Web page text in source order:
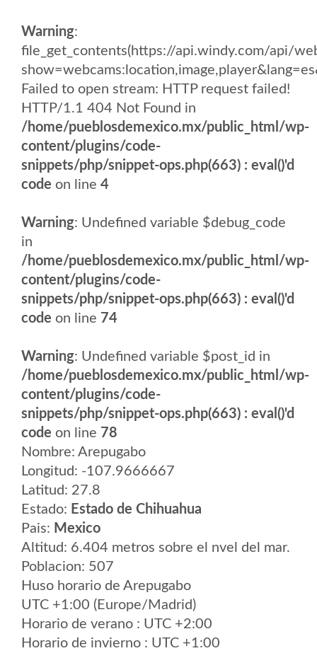
Warning:
file_get_contents(https://api.windy.com/api/
Failed to open stream: HTTP request failed!
HTTP/1.1 404 Not Found in
/home/pueblosdemexico.mx/public_html/wp-
content/plugins/code-
snippets/php/snippet-ops.php(663) : eval()'d
code on line 4
Warning: Undefined variable $debug_code
in
/home/pueblosdemexico.mx/public_html/wp-
content/plugins/code-
snippets/php/snippet-ops.php(663) : eval()'d
code on line 74
Warning: Undefined variable $post_id in
/home/pueblosdemexico.mx/public_html/wp-
content/plugins/code-
snippets/php/snippet-ops.php(663) : eval()'d
code on line 78
Nombre: Arepugabo
Longitud: -107.9666667
Latitud: 27.8
Estado: Estado de Chihuahua
Pais: Mexico
Altitud: 6.404 metros sobre el nvel del mar.
Poblacion: 507
Huso horario de Arepugabo
UTC +1:00 (Europe/Madrid)
Horario de verano : UTC +2:00
Horario de invierno : UTC +1:00